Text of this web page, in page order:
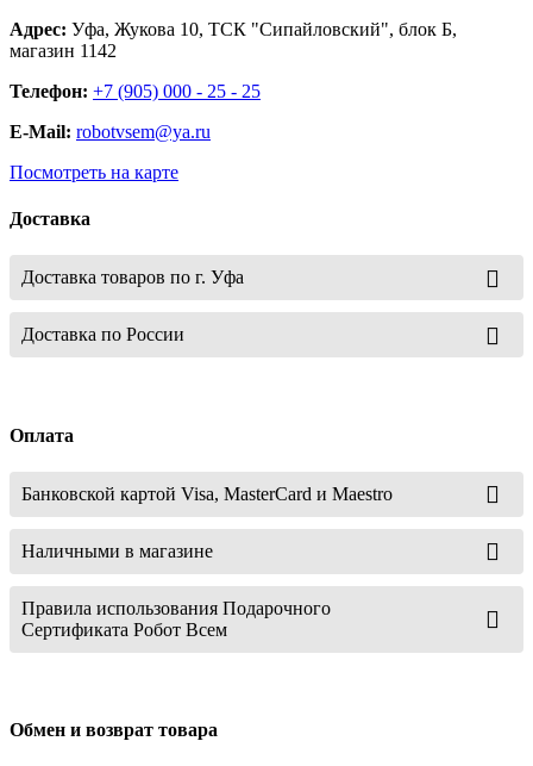
Адрес: Уфа, Жукова 10, ТСК "Сипайловский", блок Б,
магазин 1142
Телефон: +7 (905) 000 - 25 - 25
E-Mail: robotvsem@ya.ru
Посмотреть на карте
Доставка
Доставка товаров по г. Уфа
Доставка по России
Оплата
Банковской картой Visa, MasterCard и Maestro
Наличными в магазине
Правила использования Подарочного
Сертификата Робот Всем
Обмен и возврат товара